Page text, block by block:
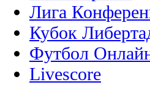
Лига
Кубок
Футбол
Livescore